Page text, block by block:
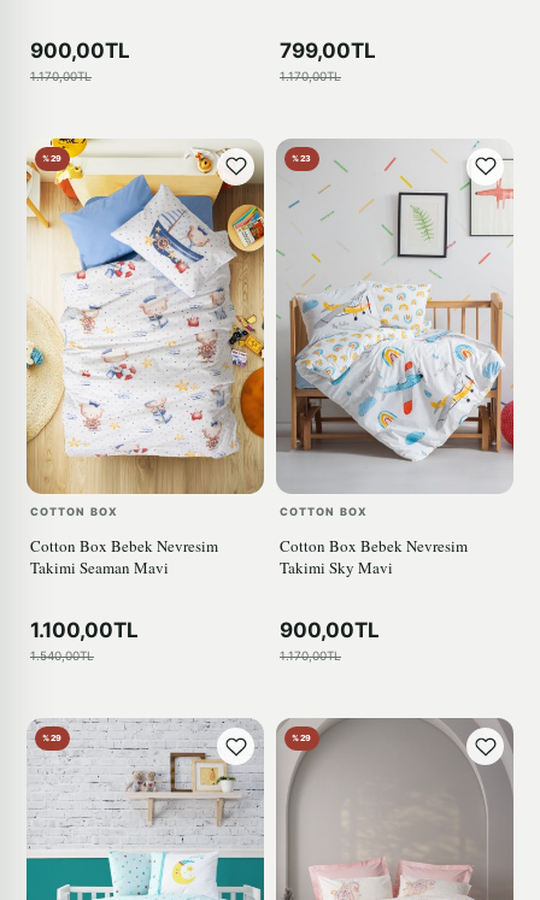
900,00TL
1.170,00TL
799,00TL
1.170,00TL
%29
COTTON BOX
Cotton Box Bebek Nevresim
Takimi Seaman Mavi
1.100,00TL
1.540,00TL
%23
COTTON BOX
Cotton Box Bebek Nevresim
Takimi Sky Mavi
900,00TL
1.170,00TL
%29 %29